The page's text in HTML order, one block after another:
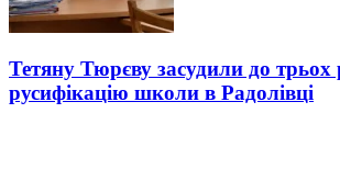
Тетяну Тюрєву засудили до трьох
русифікацію школи в Радолівці